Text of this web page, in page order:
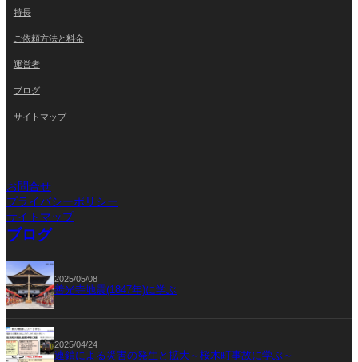
特長
ご依頼方法と料金
運営者
ブログ
サイトマップ
お問合せ
プライバシーポリシー
サイトマップ
ブログ
2025/05/08
善光寺地震(1847年)に学ぶ
2025/04/24
連鎖による災害の発生と拡大～桜木町事故に学ぶ～